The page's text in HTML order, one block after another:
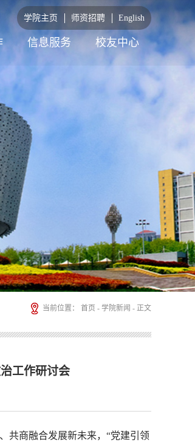
学院主页 师资招聘 English
信息服务 校友中心
当前位置： 首页 - 学院新闻 - 正文
工作研讨会
共商融合发展新未来，“党建引领